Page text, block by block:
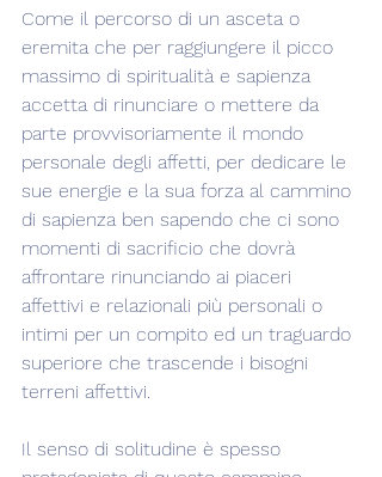
Come il percorso di un asceta o
eremita che per raggiungere il picco
massimo di spiritualità e sapienza
accetta di rinunciare o mettere da
parte provvisoriamente il mondo
personale degli affetti, per dedicare le
sue energie e la sua forza al cammino
di sapienza ben sapendo che ci sono
momenti di sacrificio che dovrà
affrontare rinunciando ai piaceri
affettivi e relazionali più personali o
intimi per un compito ed un traguardo
superiore che trascende i bisogni
terreni affettivi.
Il senso di solitudine è spesso